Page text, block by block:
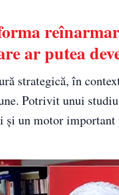
ar putea
strategică, în
Potrivit unui
un motor